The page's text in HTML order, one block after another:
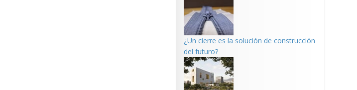
¿Un cierre es la solución de construcción
del futuro?